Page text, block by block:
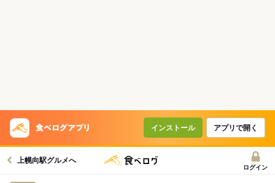
インストール アプリで開く
上幌向駅グルメへ
ログイン